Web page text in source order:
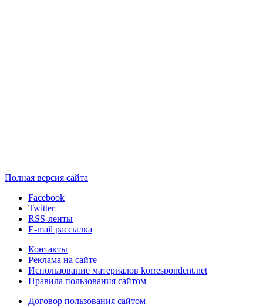
Полная версия сайта
Facebook
Twitter
RSS-ленты
E-mail рассылка
Контакты
Реклама на сайте
Использование материалов korrespondent.net
Правила пользования сайтом
Договор пользования сайтом